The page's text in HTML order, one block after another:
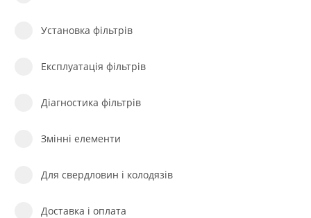
Установка фільтрів
Експлуатація фільтрів
Діагностика фільтрів
Змінні елементи
Для свердловин і колодязів
Доставка і оплата